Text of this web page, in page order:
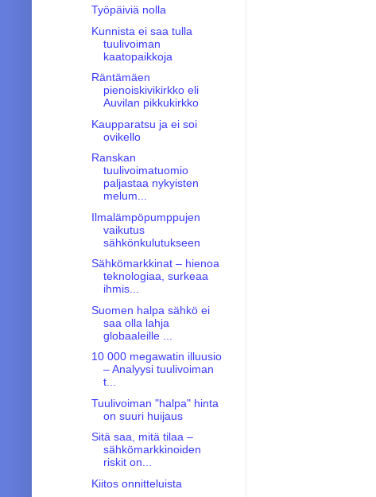
Työpäiviä nolla
Kunnista ei saa tulla
tuulivoiman
kaatopaikkoja
Räntämäen
pienoiskivikirkko eli
Auvilan pikkukirkko
Kaupparatsu ja ei soi
ovikello
Ranskan
tuulivoimatuomio
paljastaa nykyisten
melum...
Ilmalämpöpumppujen
vaikutus
sähkönkulutukseen
Sähkömarkkinat – hienoa
teknologiaa, surkeaa
ihmis...
Suomen halpa sähkö ei
saa olla lahja
globaaleille ...
10 000 megawatin illuusio
– Analyysi tuulivoiman
t...
Tuulivoiman "halpa" hinta
on suuri huijaus
Sitä saa, mitä tilaa –
sähkömarkkinoiden
riskit on...
Kiitos onnitteluista